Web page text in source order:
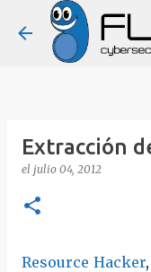
Ir
Extracción
el julio 04, 2012
Resource Hacker